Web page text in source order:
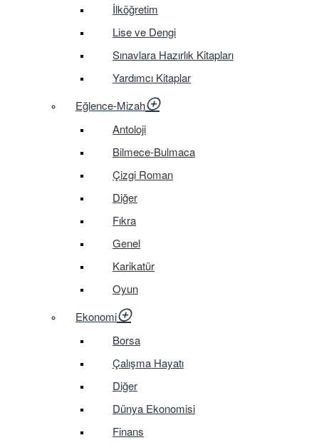
İlköğretim
Lise ve Dengi
Sınavlara Hazırlık Kitapları
Yardımcı Kitaplar
Eğlence-Mizah
Antoloji
Bilmece-Bulmaca
Çizgi Roman
Diğer
Fıkra
Genel
Karikatür
Oyun
Ekonomi
Borsa
Çalışma Hayatı
Diğer
Dünya Ekonomisi
Finans